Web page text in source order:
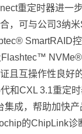
重定时器进一
，可与公司3纳
SmartRAID
且互操作性良好
和CXL 3.1重定
集成，帮助加快
的ChipLink诊